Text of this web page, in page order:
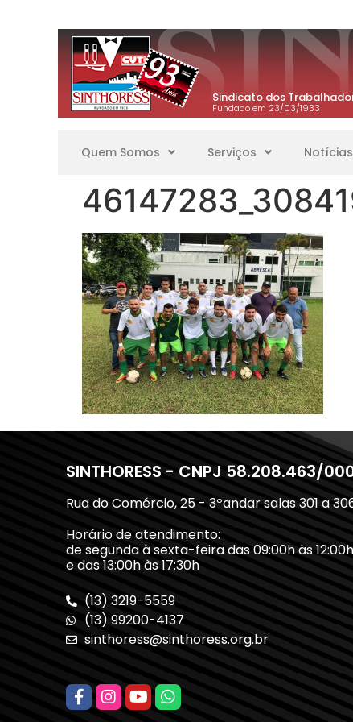
Sindicato dos
Fundado em 23/03/1933
Quem Somos Serviços Notícias
SINTHORESS - CNPJ 58.208.463/
Rua do Comércio, 25 - 3ºandar salas 301 a
Horário de atendimento:
de segunda à sexta-feira das 09:00h às 12:00h
e das 13:00h às 17:30h
(13) 3219-5559
(13) 99200-4137
sinthoress@sinthoress.org.br